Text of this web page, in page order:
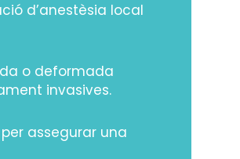
d’anestèsia local
o deformada
invasives.
assegurar una